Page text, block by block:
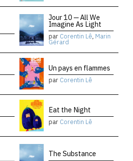
Jour 10 — All We
Imagine As Light
par Corentin Lê, Marin
Gérard
Un pays en flammes
par Corentin Lê
Eat the Night
par Corentin Lê
The Substance